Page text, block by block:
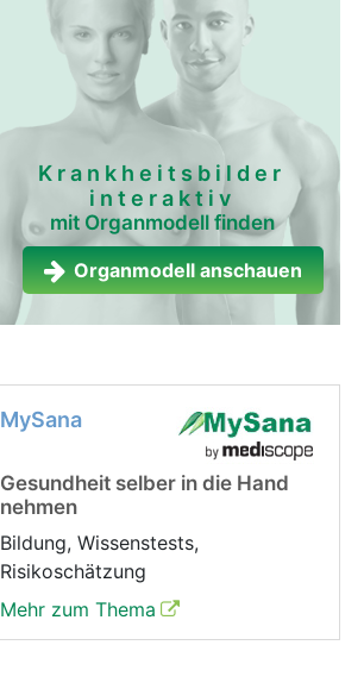
Krankheitsbilder
interaktiv
mit Organmodell finden
Organmodell anschauen
MySana
Gesundheit selber in die Hand
nehmen
Bildung, Wissenstests,
Risikoschätzung
Mehr zum Thema